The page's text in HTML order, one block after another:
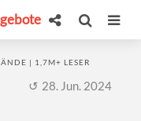
| 1,7M+ LESER
28. Jun. 2024